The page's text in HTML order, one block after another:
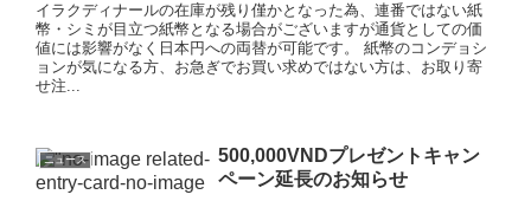
イラクディナールの在庫が残り僅かとなった為、連番ではない紙
幣・シミが目立つ紙幣となる場合がございますが通貨としての価
値には影響がなく日本円への両替が可能です。 紙幣のコンデョシ
ョンが気になる方、お急ぎでお買い求めではない方は、お取り寄
せ注...
ニュース
500,000VNDプレゼントキャン
ペーン延長のお知らせ